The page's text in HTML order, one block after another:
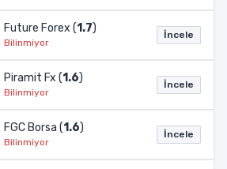
Future Forex (1.7)
Bilinmiyor
İncele
Piramit Fx (1.6)
Bilinmiyor
İncele
FGC Borsa (1.6)
Bilinmiyor
İncele